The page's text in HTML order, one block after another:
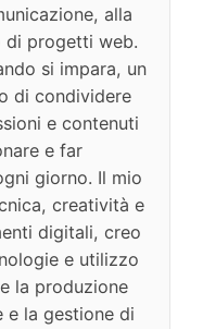
alla
di progetti web.
si impara, un
di condividere
e contenuti
e far
giorno. Il mio
creatività e
digitali, creo
e utilizzo
la produzione
e la gestione di